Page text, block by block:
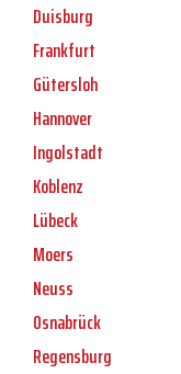
Duisburg
Frankfurt
Gütersloh
Hannover
Ingolstadt
Koblenz
Lübeck
Moers
Neuss
Osnabrück
Regensburg